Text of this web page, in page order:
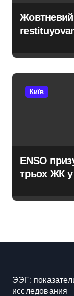
Жовтневий
Київ
ENSO
трьох ЖК у
керівник
ЭЭГ:
исследования